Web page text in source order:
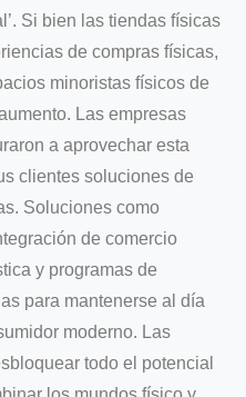
Si bien las tiendas físicas
de compras físicas,
minoristas físicos de
Las empresas
a aprovechar esta
clientes soluciones de
Soluciones como
de comercio
y programas de
para mantenerse al día
moderno. Las
todo el potencial